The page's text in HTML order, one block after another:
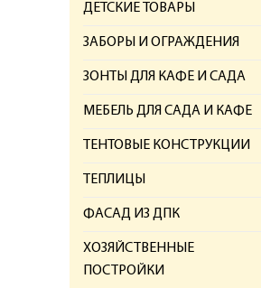
ДЕТСКИЕ ТОВАРЫ
ЗАБОРЫ И ОГРАЖДЕНИЯ
ЗОНТЫ ДЛЯ КАФЕ И САДА
МЕБЕЛЬ ДЛЯ САДА И КАФЕ
ТЕНТОВЫЕ КОНСТРУКЦИИ
ТЕПЛИЦЫ
ФАСАД ИЗ ДПК
ХОЗЯЙСТВЕННЫЕ
ПОСТРОЙКИ